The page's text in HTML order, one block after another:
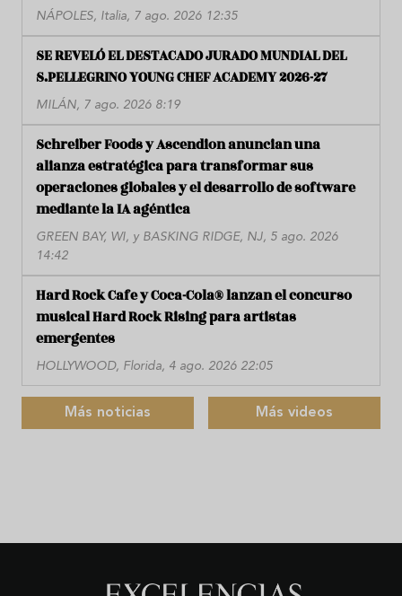
NÁPOLES, Italia, 7 ago. 2026 12:35
SE REVELÓ EL DESTACADO JURADO MUNDIAL DEL
S.PELLEGRINO YOUNG CHEF ACADEMY 2026-27
MILÁN, 7 ago. 2026 8:19
Schreiber Foods y Ascendion anuncian una
alianza estratégica para transformar sus
operaciones globales y el desarrollo de software
mediante la IA agéntica
GREEN BAY, WI, y BASKING RIDGE, NJ, 5 ago. 2026
14:42
Hard Rock Cafe y Coca-Cola® lanzan el concurso
musical Hard Rock Rising para artistas
emergentes
HOLLYWOOD, Florida, 4 ago. 2026 22:05
Más noticias Más videos